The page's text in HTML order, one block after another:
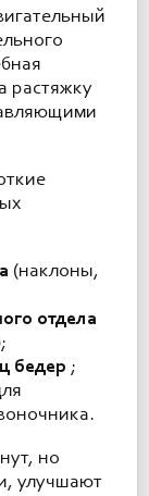
растяжку
(наклоны,
отдела
бедер ;
но
улучшают